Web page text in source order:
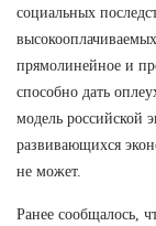
социальных
прямолинейное и
способно дать
модель российской
развивающихся
не может.
Ранее сообщалось,